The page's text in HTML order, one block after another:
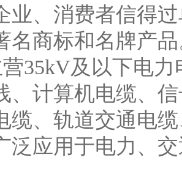
业、消费者信得
名商标和名牌产
及以下电力
、计算机电缆、
缆、轨道交通电
泛应用于电力、